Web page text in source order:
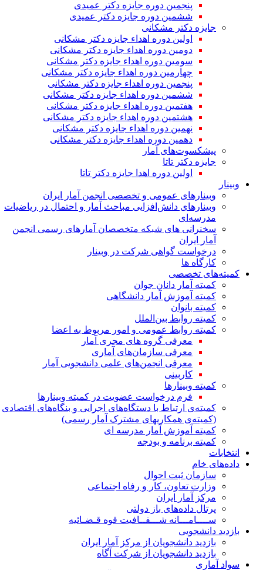
پنجمین دوره جایزه دکتر عمیدی
ششمین دوره جایزه دکتر عمیدی
جایزه دکتر مشکانی
اولین دوره اهداء جایزه دکتر مشکانی
دومین دوره اهداء جایزه دکتر مشکانی
سومین دوره اهداء جایزه دکتر مشکانی
چهارمین دوره اهداء جایزه دکتر مشکانی
پنجمین دوره اهداء جایزه دکتر مشکانی
ششمین دوره اهداء جایزه دکتر مشکانی
هفتمین دوره اهداء جایزه دکتر مشکانی
هشتمین دوره اهداء جایزه دکتر مشکانی
نهمین دوره اهداء جایزه دکتر مشکانی
دهمین دوره اهداء جایزه دکتر مشکانی
پیشکسوت‌های آمار
جایزه دکتر تاتا
اولین دوره اهدا جایزه دکتر تاتا
وبینار
وبینارهای عمومی و تخصصی انجمن آمار ایران
وبینارهای دانش‌افزایی مباحث آمار و احتمال در ریاضیات
مدرسه‌ای
سخنرانی های شبکه متخصصان آمارهای رسمی انجمن
آمار ایران
درخواست گواهی شرکت در وبینار
کارگاه ها
کمیته‌های تخصصی
کمیته آمار دانان جوان
کمیته آموزش آمار دانشگاهی
کمیته بانوان
کمیته روابط بین‌الملل
کمیته روابط عمومی و امور مربوط به اعضا
معرفی گروه های مجری آمار
معرفی سازمان‌های آماری
معرفی انجمن‌های علمی دانشجویی آمار
کاربینی
کمیته وبینارها
فرم درخواست عضویت در کمیته وبینارها
کمیته‌ی ارتباط با دستگاه‌های اجرایی و بنگاه‌های اقتصادی
(کمیته‌ی همکاریهای مشترک آمار رسمی)
کمیته آموزش آمار مدرسه ای
کمیته برنامه و بودجه
انتخابات
داده‌های خام
سازمان ثبت احوال
وزارت تعاون، کار و رفاه اجتماعی
مرکز آمار ایران
پرتال داده‌های باز دولتی
ســــامـــانه شـــفــافیت قوه قـضـائیه
بازدید دانشجویی
بازدید دانشجویان از مرکز آمار ایران
بازدید دانشجویان از شرکت آگاه
سواد آماری